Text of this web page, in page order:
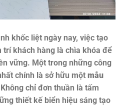
khốc liệt ngày nay, việc tạo
khách hàng là chìa khóa để
vững. Một trong những công
chính là sở hữu một mẫu
chỉ đơn thuần là tấm
thiết kế biển hiệu sáng tạo